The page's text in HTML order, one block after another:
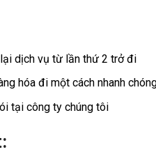
dịch vụ từ lần thứ 2 trở đi
hóa đi một cách nhanh
tại công ty chúng tôi